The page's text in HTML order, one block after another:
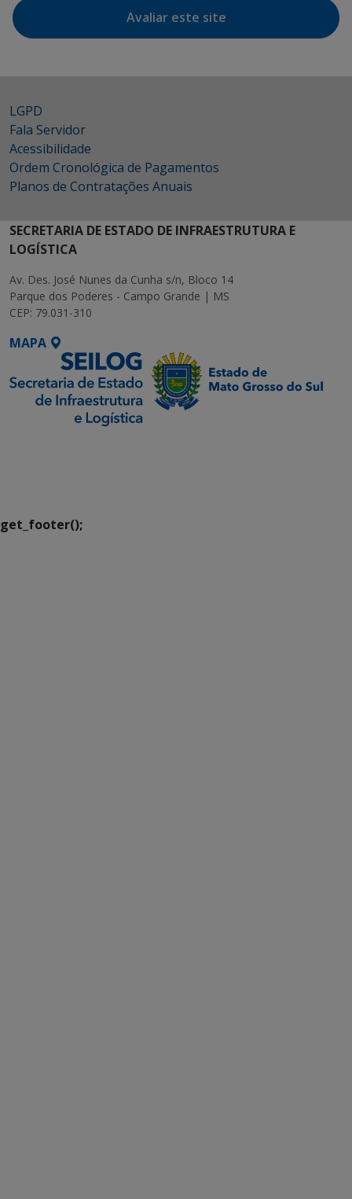
Avaliar este site
LGPD
Fala Servidor
Acessibilidade
Ordem Cronológica de Pagamentos
Planos de Contratações Anuais
SECRETARIA DE ESTADO DE INFRAESTRUTURA E
LOGÍSTICA
Av. Des. José Nunes da Cunha s/n, Bloco 14
Parque dos Poderes - Campo Grande | MS
CEP: 79.031-310
MAPA
get_footer();